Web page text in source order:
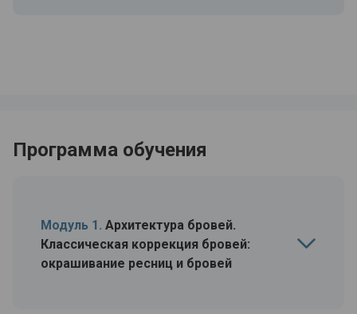
Программа обучения
Модуль 1. Архитектура бровей.
Классическая коррекция бровей:
окрашивание ресниц и бровей